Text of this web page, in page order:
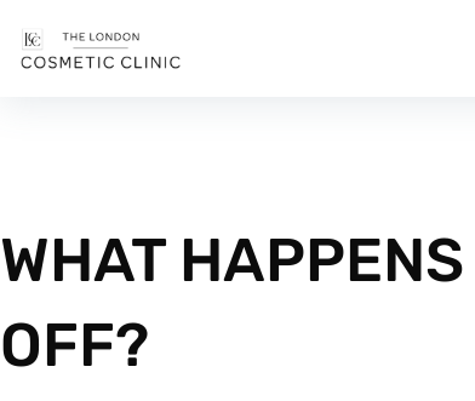
WHAT
OFF?